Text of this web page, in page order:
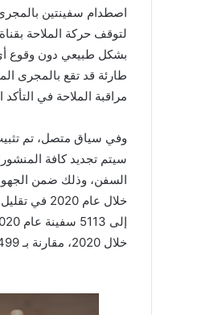
اصطدام سفينتين
لتوقف حركة الملاحة
بشكل طبيعي دون وقوع أي
طارئة قد تقع بالمجرى
مراقبة الملاحة في
سيتم تجديد كافة
السفن، وذلك ضمن الجهود
خلال عام
خلال 2020، مقارنة بـ 1499 سفينة عام 2019، كما ساهمت في جذب 686 ناقلة غاز طبيعي مسال.